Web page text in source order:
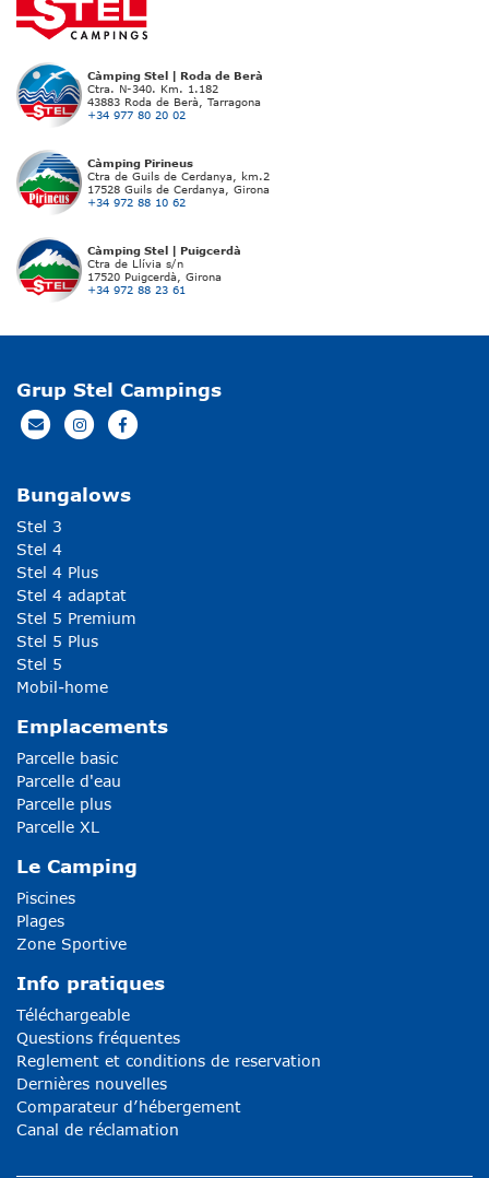
Càmping Stel | Roda de Berà
Ctra. N-340. Km. 1.182
43883 Roda de Berà, Tarragona
+34 977 80 20 02
Càmping Pirineus
Ctra de Guils de Cerdanya, km.2
17528 Guils de Cerdanya, Girona
+34 972 88 10 62
Càmping Stel | Puigcerdà
Ctra de Llívia s/n
17520 Puigcerdà, Girona
+34 972 88 23 61
Grup Stel Campings
Bungalows
Stel 3
Stel 4
Stel 4 Plus
Stel 4 adaptat
Stel 5 Premium
Stel 5 Plus
Stel 5
Mobil-home
Emplacements
Parcelle basic
Parcelle d'eau
Parcelle plus
Parcelle XL
Le Camping
Piscines
Plages
Zone Sportive
Info pratiques
Téléchargeable
Questions fréquentes
Reglement et conditions de reservation
Dernières nouvelles
Comparateur d’hébergement
Canal de réclamation